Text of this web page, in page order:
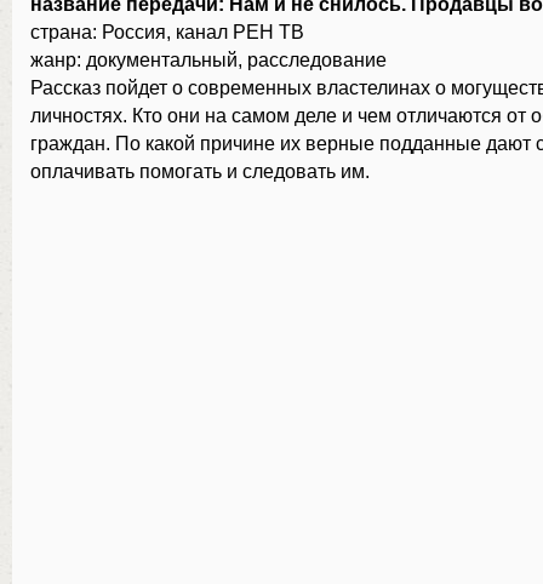
страна: Россия, канал РЕН ТВ
жанр: документальный, расследование
Рассказ пойдет о современных властелинах о
личностях. Кто они на самом деле и чем отличаются от
граждан. По какой причине их верные подданные дают
оплачивать помогать и следовать им.